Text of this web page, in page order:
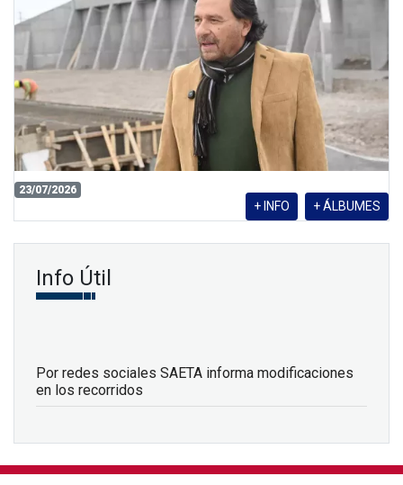
23/07/2026
+ ÁLBUMES
+ INFO
Info Útil
Por redes sociales SAETA informa modificaciones
en los recorridos